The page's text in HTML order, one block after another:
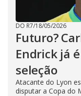
DO R7/18/05/2026
Futuro?
Endrick já
seleção
Atacante do Lyon
disputar a Copa do